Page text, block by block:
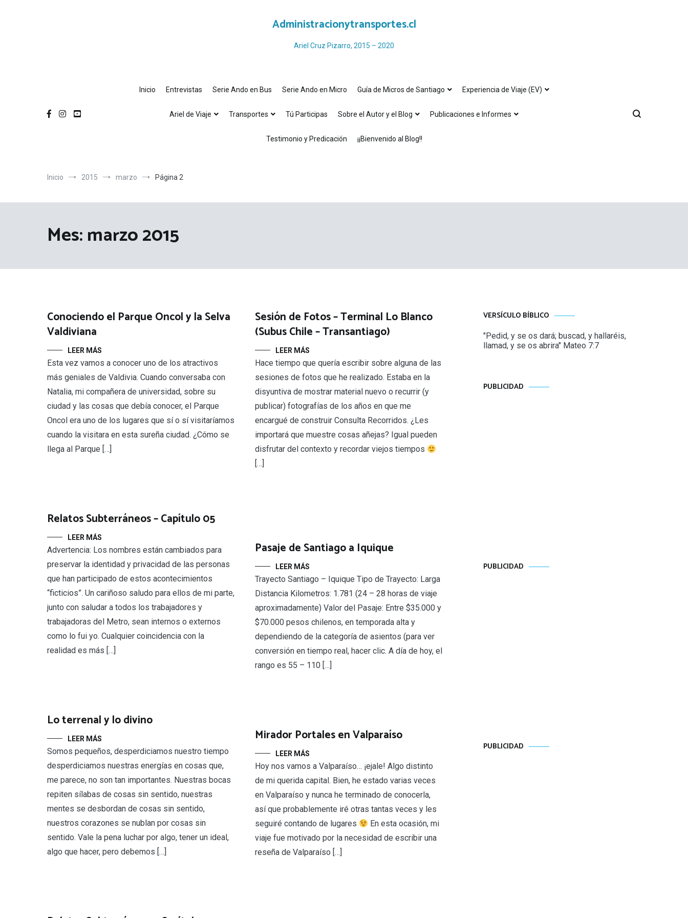
Administracionytransportes.cl
Ariel Cruz Pizarro, 2015 – 2020
Inicio Entrevistas Serie Ando en Bus Serie Ando en Micro Guía de Micros de Santiago Experiencia de Viaje (EV)
Ariel de Viaje Transportes Tú Participas Sobre el Autor y el Blog Publicaciones e Informes
Testimonio y Predicación ¡¡Bienvenido al Blog!!
Inicio 2015 marzo Página 2
Mes:marzo 2015
Conociendo el Parque Oncol y la Selva
Valdiviana
LEER MÁS
Esta vez vamos a conocer uno de los atractivos
más geniales de Valdivia. Cuando conversaba con
Natalia, mi compañera de universidad, sobre su
ciudad y las cosas que debía conocer, el Parque
Oncol era uno de los lugares que sí o sí visitaríamos
cuando la visitara en esta sureña ciudad. ¿Cómo se
llega al Parque […]
Sesión de Fotos – Terminal Lo Blanco
(Subus Chile – Transantiago)
LEER MÁS
Hace tiempo que quería escribir sobre alguna de las
sesiones de fotos que he realizado. Estaba en la
disyuntiva de mostrar material nuevo o recurrir (y
publicar) fotografías de los años en que me
encargué de construir Consulta Recorridos. ¿Les
importará que muestre cosas añejas? Igual pueden
disfrutar del contexto y recordar viejos tiempos
[…]
Relatos Subterráneos – Capítulo 05
LEER MÁS
Advertencia: Los nombres están cambiados para
preservar la identidad y privacidad de las personas
que han participado de estos acontecimientos
“ficticios”. Un cariñoso saludo para ellos de mi parte,
junto con saludar a todos los trabajadores y
trabajadoras del Metro, sean internos o externos
como lo fui yo. Cualquier coincidencia con la
realidad es más […]
Pasaje de Santiago a Iquique
LEER MÁS
Trayecto Santiago – Iquique Tipo de Trayecto: Larga
Distancia Kilometros: 1.781 (24 – 28 horas de viaje
aproximadamente) Valor del Pasaje: Entre $35.000 y
$70.000 pesos chilenos, en temporada alta y
dependiendo de la categoría de asientos (para ver
conversión en tiempo real, hacer clic. A día de hoy, el
rango es 55 – 110 […]
Lo terrenal y lo divino
LEER MÁS
Somos pequeños, desperdiciamos nuestro tiempo
desperdiciamos nuestras energías en cosas que,
me parece, no son tan importantes. Nuestras bocas
repiten sílabas de cosas sin sentido, nuestras
mentes se desbordan de cosas sin sentido,
nuestros corazones se nublan por cosas sin
sentido. Vale la pena luchar por algo, tener un ideal,
algo que hacer, pero debemos […]
Mirador Portales en Valparaíso
LEER MÁS
Hoy nos vamos a Valparaíso… ¡ejale! Algo distinto
de mi querida capital. Bien, he estado varias veces
en Valparaíso y nunca he terminado de conocerla,
así que probablemente iré otras tantas veces y les
seguiré contando de lugares
En esta ocasión, mi
viaje fue motivado por la necesidad de escribir una
reseña de Valparaíso […]
VERSÍCULO BÍBLICO
"Pedid, y se os dará; buscad, y hallaréis,
llamad, y se os abrira" Mateo 7:7
PUBLICIDAD
PUBLICIDAD
PUBLICIDAD